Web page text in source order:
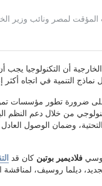
المؤقت لمصر ونائب وزير
أن التكنولوجيا يجب
نماذج التنمية في اتجاه أكثر
ضرورة تطور مؤسسات تمويل
من خلال دعم النظم
التحتية، وضمان الوصول
فلاديمير بوتين كان قد
ديلما روسيف، لمناقشة